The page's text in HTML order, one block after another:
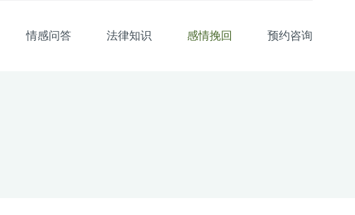
情感问答 法律知识 感情挽回 预约咨询